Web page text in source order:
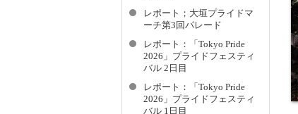
レポート；大垣プライドマ
ーチ第3回パレード
レポート：「Tokyo Pride
2026」プライドフェスティ
バル 2日目
レポート：「Tokyo Pride
2026」プライドフェスティ
バル 1日目